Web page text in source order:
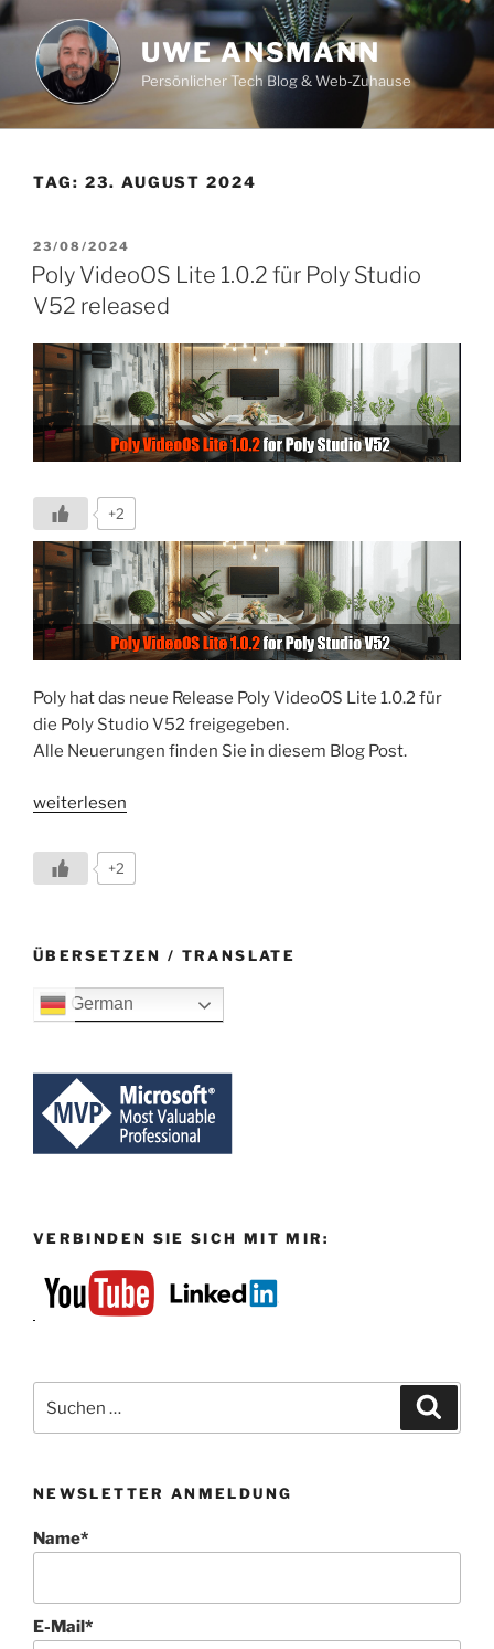
Zum
Inhalt
springen
UWE ANSMANN
Persönlicher Tech Blog & Web-Zuhause
TAG: 23. AUGUST 2024
VERÖFFENTLICHT
AM
23/08/2024
Poly VideoOS Lite 1.0.2 für Poly Studio
V52 released
+2
Poly hat das neue Release Poly VideoOS Lite 1.0.2 für
die Poly Studio V52 freigegeben.
Alle Neuerungen finden Sie in diesem Blog Post.
„Poly
Lite
1.0.2
Studio
released“
weiterlesen
+2
ÜBERSETZEN / TRANSLATE
German
VERBINDEN SIE SICH MIT MIR:
nach:
NEWSLETTER ANMELDUNG
Name*
E-Mail*